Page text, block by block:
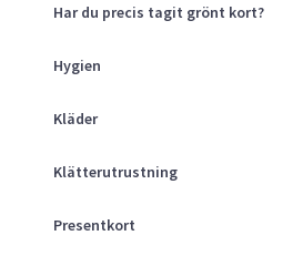
Kurser
Klätterväggen
Aktuellt
Har du precis tagit grönt kort?
Hygien
Kläder
Klätterutrustning
Presentkort